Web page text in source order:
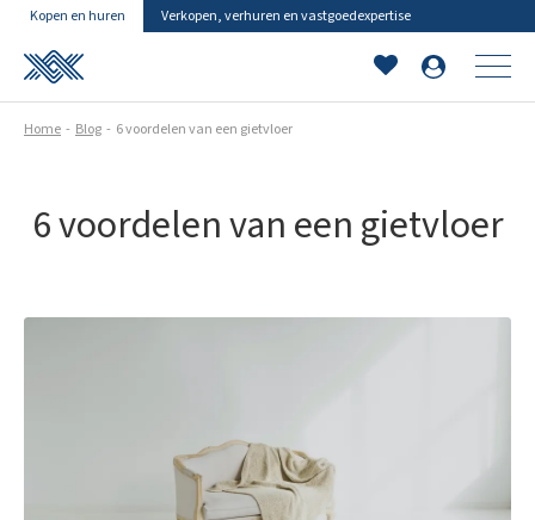
Kopen en huren Verkopen, verhuren en vastgoedexpertise
Home Blog 6 voordelen van een gietvloer
6 voordelen van een gietvloer